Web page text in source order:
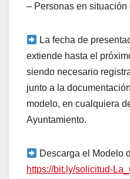
– Personas en
La fecha de
extiende hasta el
siendo necesario
junto a la
modelo, en cualquiera
Ayuntamiento.
Descarga el Modelo
https://bit.ly/solicitud-